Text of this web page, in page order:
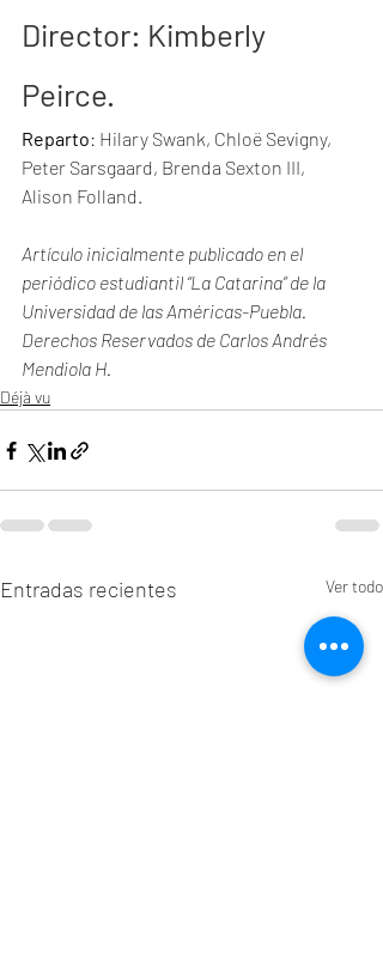
Director: Kimberly
Peirce.
Reparto: Hilary Swank, Chloë Sevigny,
Peter Sarsgaard, Brenda Sexton III,
Alison Folland.
Artículo inicialmente publicado en el
periódico estudiantil “La Catarina” de la
Universidad de las Américas-Puebla.
Derechos Reservados de Carlos Andrés
Mendiola H.
Déjà vu
Entradas recientes Ver todo